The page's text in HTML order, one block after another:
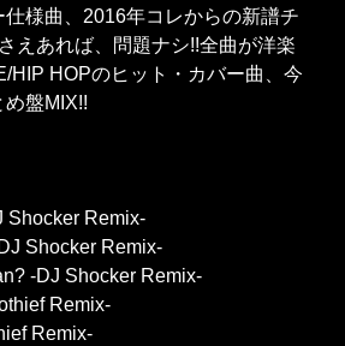
様曲、2016年コレからの新譜チ
えあれば、問題ナシ!!全曲が洋楽
HIP HOPのヒット・カバー曲、今
盤MIX!!
Shocker Remix-
Shocker Remix-
-DJ Shocker Remix-
Remix-
Remix-